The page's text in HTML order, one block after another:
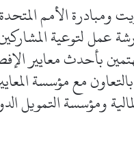
ومبادرة الأمم
عمل لتوعية
بأحدث معايير
مع مؤسسة
ومؤسسة التمويل